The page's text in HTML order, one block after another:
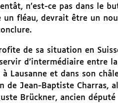
n’est-ce pas dans le
un fléau, devrait être un
de sa situation en
d’intermédiaire entre
Lausanne et dans son
de Jean-Baptiste Charras,
Brückner, ancien